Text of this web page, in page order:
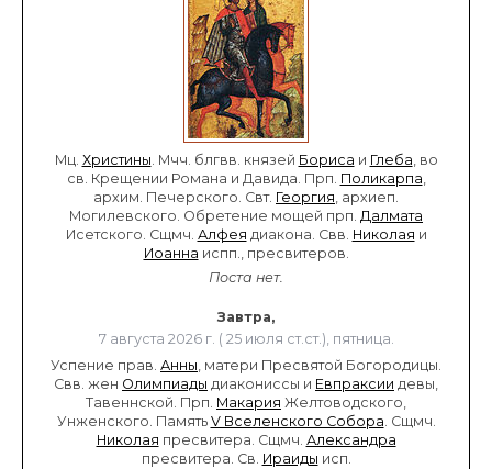
Мц. Христины. Мчч. блгвв. князей Бориса и Глеба, во
св. Крещении Романа и Давида. Прп. Поликарпа,
архим. Печерского. Свт. Георгия, архиеп.
Могилевского. Обретение мощей прп. Далмата
Исетского. Сщмч. Алфея диакона. Свв. Николая и
Иоанна испп., пресвитеров.
Поста нет.
Завтра,
7 августа 2026 г. ( 25 июля ст.ст.), пятница.
Успение прав. Анны, матери Пресвятой Богородицы.
Свв. жен Олимпиады диакониссы и Евпраксии девы,
Тавеннской. Прп. Макария Желтоводского,
Унженского. Память V Вселенского Собора. Сщмч.
Николая пресвитера. Сщмч. Александра
пресвитера. Св. Ираиды исп.